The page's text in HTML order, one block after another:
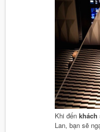
Khi đến khách
Lan, bạn sẽ